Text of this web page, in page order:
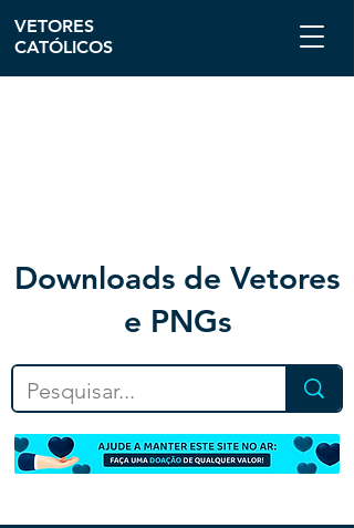
Downloads de Vetores
e PNGs
VETORES
CATÓLICOS